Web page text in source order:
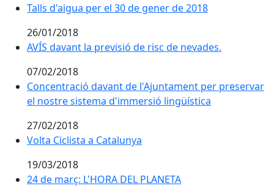
Talls d'aigua per el 30 de gener de 2018
26/01/2018
AVÍS davant la previsió de risc de nevades.
07/02/2018
Concentració davant de l'Ajuntament per preservar
el nostre sistema d'immersió lingüística
27/02/2018
Volta Ciclista a Catalunya
Volta Ciclista a Catalunya
19/03/2018
24 de març: L'HORA DEL PLANETA
24 de març: L'HORA DEL PLANETA